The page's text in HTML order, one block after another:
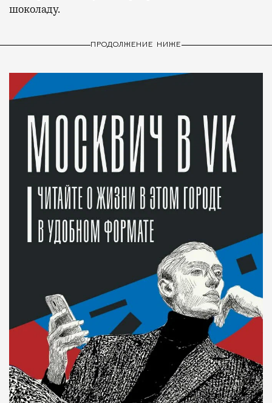
шоколаду.
ПРОДОЛЖЕНИЕ НИЖЕ